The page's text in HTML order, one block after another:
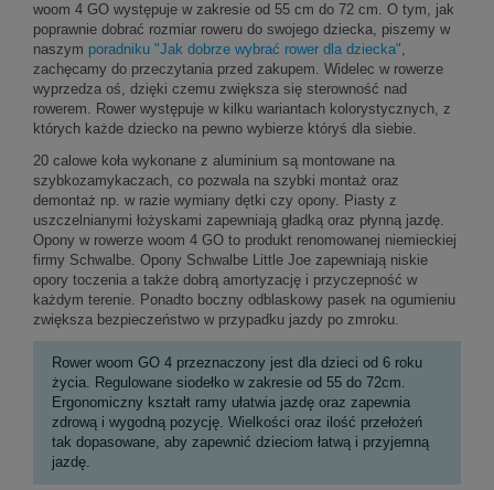
woom 4 GO występuje w zakresie od 55 cm do 72 cm. O tym, jak
poprawnie dobrać rozmiar roweru do swojego dziecka, piszemy w
naszym poradniku "Jak dobrze wybrać rower dla dziecka",
zachęcamy do przeczytania przed zakupem. Widelec w rowerze
wyprzedza oś, dzięki czemu zwiększa się sterowność nad
rowerem. Rower występuje w kilku wariantach kolorystycznych, z
których każde dziecko na pewno wybierze któryś dla siebie.
20 calowe koła wykonane z aluminium są montowane na
szybkozamykaczach, co pozwala na szybki montaż oraz
demontaż np. w razie wymiany dętki czy opony. Piasty z
uszczelnianymi łożyskami zapewniają gładką oraz płynną jazdę.
Opony w rowerze woom 4 GO to produkt renomowanej niemieckiej
firmy Schwalbe. Opony Schwalbe Little Joe zapewniają niskie
opory toczenia a także dobrą amortyzację i przyczepność w
każdym terenie. Ponadto boczny odblaskowy pasek na ogumieniu
zwiększa bezpieczeństwo w przypadku jazdy po zmroku.
Rower woom GO 4 przeznaczony jest dla dzieci od 6 roku
życia. Regulowane siodełko w zakresie od 55 do 72cm.
Ergonomiczny kształt ramy ułatwia jazdę oraz zapewnia
zdrową i wygodną pozycję. Wielkości oraz ilość przełożeń
tak dopasowane, aby zapewnić dzieciom łatwą i przyjemną
jazdę.